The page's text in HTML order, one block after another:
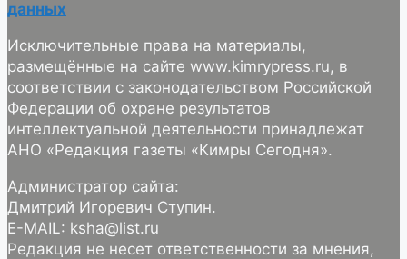
данных
Исключительные права на материалы,
размещённые на сайте www.kimrypress.ru, в
соответствии с законодательством Российской
Федерации об охране результатов
интеллектуальной деятельности принадлежат
АНО «Редакция газеты «Кимры Сегодня».
Администратор сайта:
Дмитрий Игоревич Ступин.
E-MAIL: ksha@list.ru
Редакция не несет ответственности за мнения,